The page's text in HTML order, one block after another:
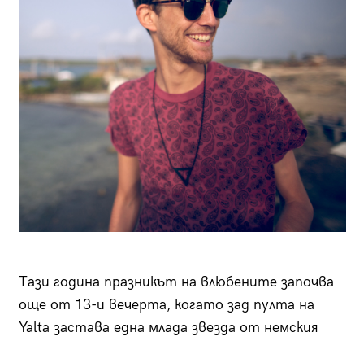
Тази година празникът на влюбените започва
още от 13-и вечерта, когато зад пулта на
Yalta застава една млада звезда от немския